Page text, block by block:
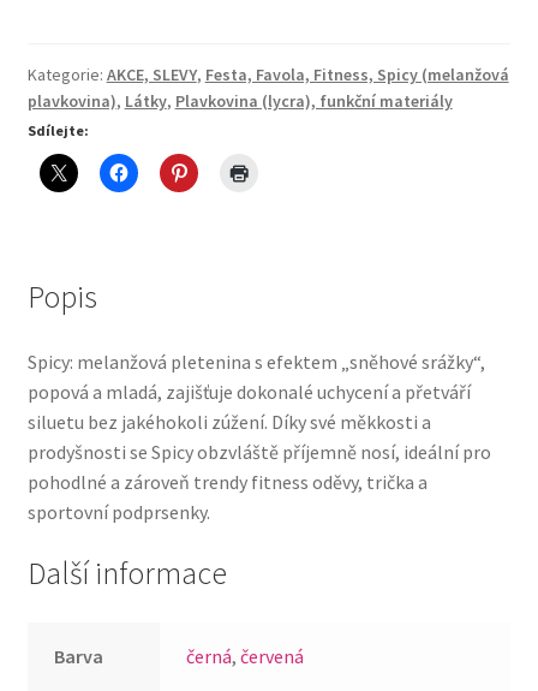
Kategorie: AKCE, SLEVY, Festa, Favola, Fitness, Spicy (melanžová
plavkovina), Látky, Plavkovina (lycra), funkční materiály
Sdílejte:
Popis
Spicy: melanžová pletenina s efektem „sněhové srážky“,
popová a mladá, zajišťuje dokonalé uchycení a přetváří
siluetu bez jakéhokoli zúžení. Díky své měkkosti a
prodyšnosti se Spicy obzvláště příjemně nosí, ideální pro
pohodlné a zároveň trendy fitness oděvy, trička a
sportovní podprsenky.
Další informace
Barva černá,červená